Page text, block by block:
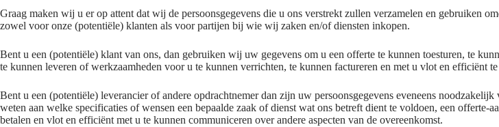
Graag maken wij u er op attent dat wij de persoonsgegevens die u ons verstrekt zullen verzamelen en gebruiken
zowel voor onze (potentiële) klanten als voor partijen bij wie wij zaken en/of diensten inkopen.
Bent u een (potentiële) klant van ons, dan gebruiken wij uw gegevens om u een offerte te kunnen toesturen, te
te kunnen leveren of werkzaamheden voor u te kunnen verrichten, te kunnen factureren en met u vlot en efficiënt
Bent u een (potentiële) leverancier of andere opdrachtnemer dan zijn uw persoonsgegevens eveneens
weten aan welke specificaties of wensen een bepaalde zaak of dienst wat ons betreft dient te voldoen, een
betalen en vlot en efficiënt met u te kunnen communiceren over andere aspecten van de overeenkomst.